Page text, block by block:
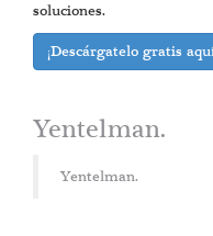
soluciones.
¡Descárgatelo gratis
Yentelman.
Yentelman.